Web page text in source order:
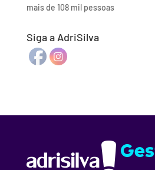
mais de 108 mil pessoas
Siga a AdriSilva